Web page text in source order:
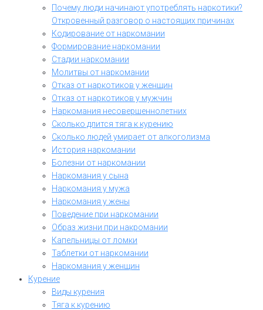
Почему люди начинают употреблять наркотики?
Откровенный разговор о настоящих причинах
Кодирование от наркомании
Формирование наркомании
Стадии наркомании
Молитвы от наркомании
Отказ от наркотиков у женщин
Отказ от наркотиков у мужчин
Наркомания несовершеннолетних
Сколько длится тяга к курению
Сколько людей умирает от алкоголизма
История наркомании
Болезни от наркомании
Наркомания у сына
Наркомания у мужа
Наркомания у жены
Поведение при наркомании
Образ жизни при накромании
Капельницы от ломки
Таблетки от наркомании
Наркомания у женщин
Курение
Виды курения
Тяга к курению